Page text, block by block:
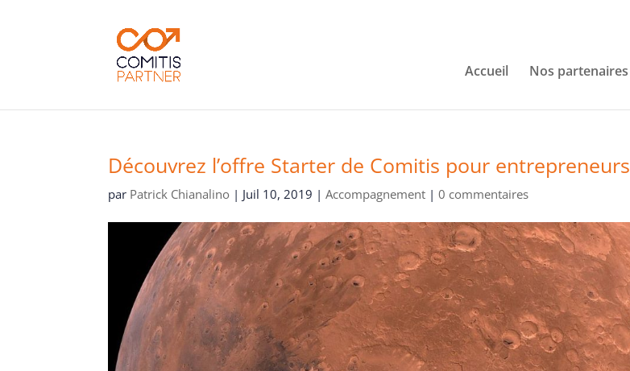
Accueil Nos partenaires
Découvrez l’offre Starter de Comitis pour entrepreneurs
par Patrick Chianalino | Juil 10, 2019 |Accompagnement |0 commentaires